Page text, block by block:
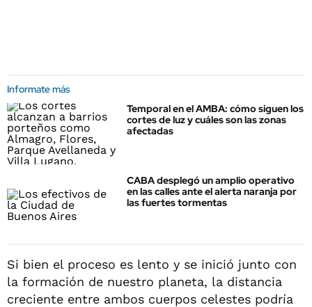
Informate más
Temporal en el AMBA: cómo siguen los
cortes de luz y cuáles son las zonas
afectadas
CABA desplegó un amplio operativo
en las calles ante el alerta naranja por
las fuertes tormentas
Si bien el proceso es lento y se inició junto con
la formación de nuestro planeta, la distancia
creciente entre ambos cuerpos celestes podría